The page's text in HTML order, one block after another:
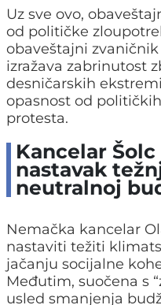
Uz sve ovo,
od političke
obaveštajni
izražava zabrinutost
desničarskih
opasnost od
protesta.
Kancelar
nastavak
neutralnoj
Nemačka kancelar
nastaviti težiti
jačanju socijalne
Međutim, suočena s
usled smanjenja